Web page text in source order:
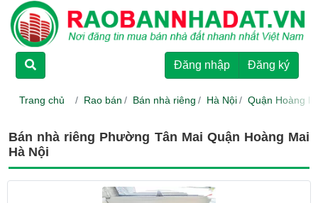
Đăng nhập Đăng ký
Trang chủ Rao bán Bán nhà riêng Hà Nội Quận Hoàng
Bán nhà riêng Phường Tân Mai Quận Hoàng Mai
Hà Nội
TRANG CHỦ
CHO THUÊ